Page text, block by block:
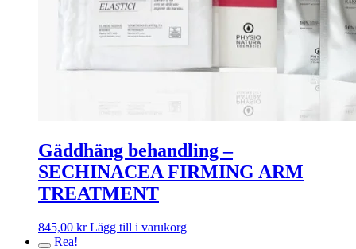
Gäddhäng behandling –
SECHINACEA FIRMING ARM
TREATMENT
845,00 kr Lägg till i varukorg
Rea!